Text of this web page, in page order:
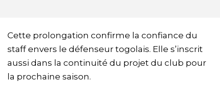
Cette prolongation confirme la confiance du
staff envers le défenseur togolais. Elle s’inscrit
aussi dans la continuité du projet du club pour
la prochaine saison.